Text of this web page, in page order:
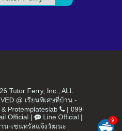
Tutor Ferry, Inc., ALL
@ เรียนพิเศษที่บ้าน -
& Protemplateslab | 099-
Official| Line Official|
าน-เซนทรัลแจ้งวัฒนะ